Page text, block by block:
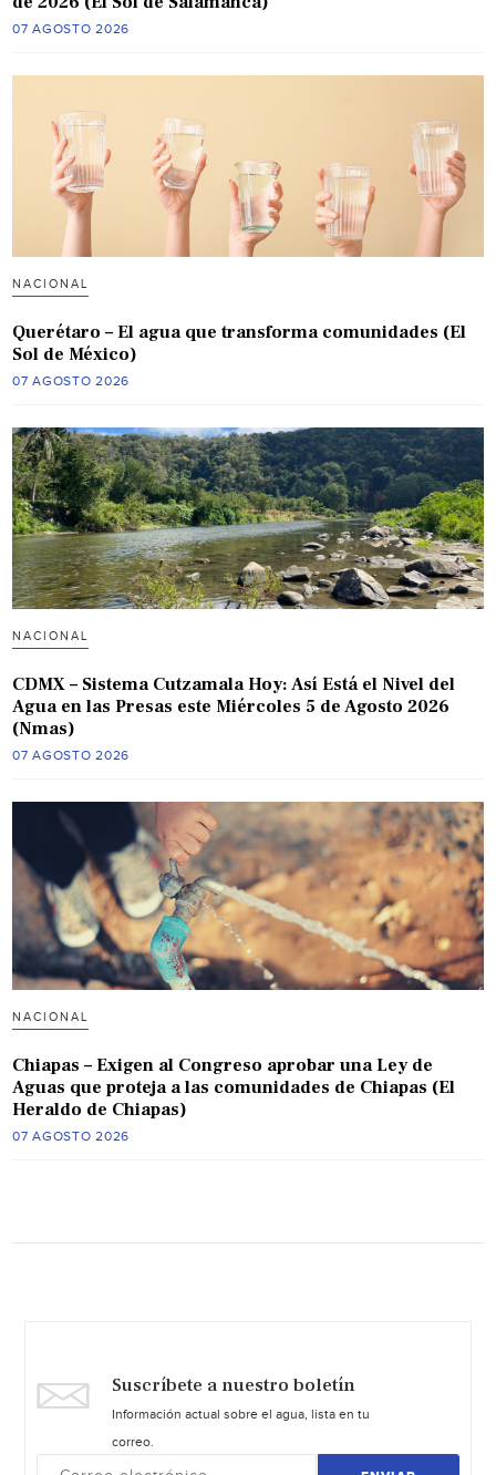
07 AGOSTO 2026
NACIONAL
Querétaro – El agua que transforma comunidades (El
Sol de México)
07 AGOSTO 2026
NACIONAL
CDMX – Sistema Cutzamala Hoy: Así Está el Nivel del
Agua en las Presas este Miércoles 5 de Agosto 2026
(Nmas)
07 AGOSTO 2026
NACIONAL
Chiapas – Exigen al Congreso aprobar una Ley de
Aguas que proteja a las comunidades de Chiapas (El
Heraldo de Chiapas)
07 AGOSTO 2026
Suscríbete a nuestro boletín
Información actual sobre el agua, lista en tu
correo.